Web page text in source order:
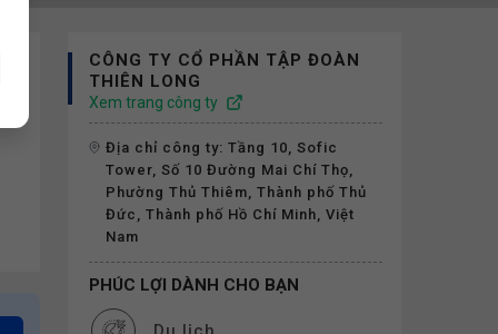
CÔNG TY CỔ PHẦN TẬP ĐOÀN
THIÊN LONG
Xem trang công ty
Địa chỉ công ty: Tầng 10, Sofic
Tower, Số 10 Đường Mai Chí Thọ,
Phường Thủ Thiêm, Thành phố Thủ
Đức, Thành phố Hồ Chí Minh, Việt
Nam
PHÚC LỢI DÀNH CHO BẠN